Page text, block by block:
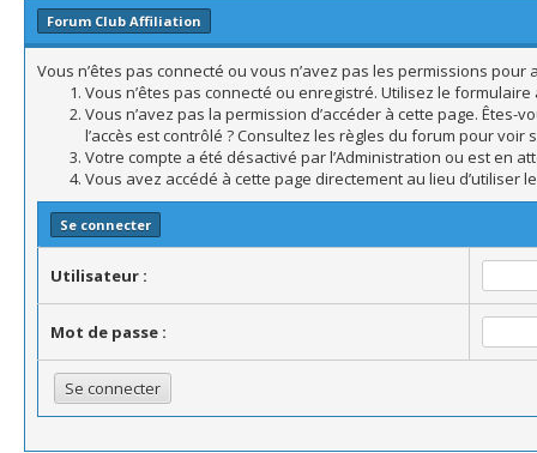
Forum Club Affiliation
Vous n’êtes pas connecté ou vous n’avez pas les permissions
Vous n’êtes pas connecté ou enregistré. Utilisez le
Vous n’avez pas la permission d’accéder à cette page. Êtes-
l’accès est contrôlé ? Consultez les règles du forum pour
Votre compte a été désactivé par l’Administration ou est en
Vous avez accédé à cette page directement au lieu d’utiliser
Se connecter
Utilisateur :
Mot de passe :